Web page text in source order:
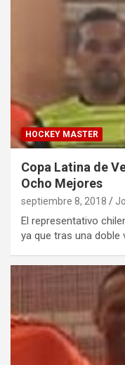
HOCKEY MASTER
Copa Latina de
Ocho Mejores
septiembre 8, 2018
El representativo
ya que tras una